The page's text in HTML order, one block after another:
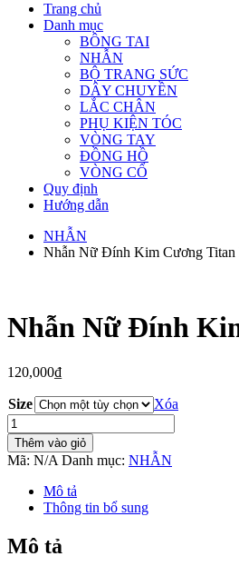
Trang chủ
Danh mục
BÔNG TAI
NHẪN
BỘ TRANG SỨC
DÂY CHUYỀN
LẮC CHÂN
PHỤ KIỆN TÓC
VÒNG TAY
ĐỒNG HỒ
VÒNG CỔ
Quy định
Hướng dẫn
NHẪN
Nhẫn Nữ Đính Kim Cương
Nhẫn Nữ Đính
120,000₫
Size
Xóa
Nhẫn
Nữ
Đính
Kim
Cương
Titan
Không
Đen
TT
Thêm vào giỏ
Mã: N/A Danh mục: NHẪN
Mô tả
Thông tin bổ sung
Mô tả